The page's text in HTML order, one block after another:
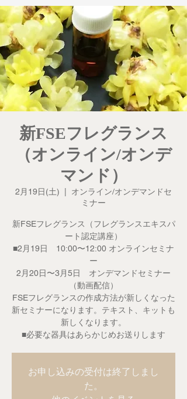
新FSEフレグランス
（オンライン/オンデ
マンド）
2月19日(土)
オンライン/オンデマンドセ
ミナー
新FSEフレグランス（フレグランスエキスパ
ート認定講座）
■2月19日 10:00〜12:00 オンラインセミナ
ー
2月20日〜3月5日 オンデマンドセミナー
（動画配信）
FSEフレグランスの作成方法が新しくなった
新セミナーになります。テキスト、キットも
新しくなります。
■必要な器具はあらかじめお送りします
お申し込みの受付は終了しまし
た。